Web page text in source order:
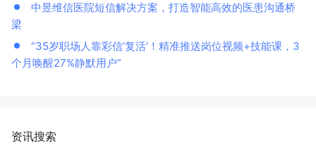
中昱维信医院短信解决方案，打造智能高效的医患沟通桥
梁
“35岁职场人靠彩信‘复活’！精准推送岗位视频+技能课，3
个月唤醒27%静默用户”
资讯搜索